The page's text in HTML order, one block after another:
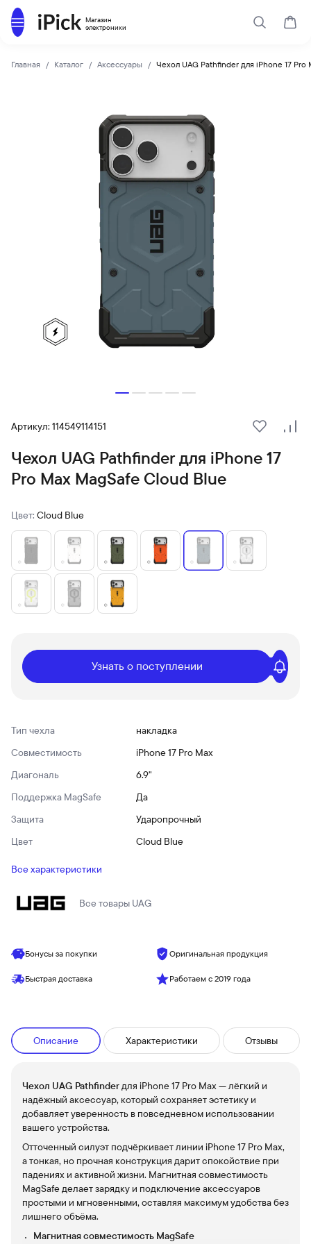
Магазин
электроники
Каталог
Поиск
Главная Каталог Аксессуары Чехол UAG Pathfinder для iPhone 17
Артикул: 114549114151
В
Чехол UAG Pathfinder для iPhone 17
Pro Max MagSafe Cloud Blue
Цвет: Cloud Blue
Узнать о поступлении
Тип чехла
накладка
Совместимость
iPhone 17 Pro Max
Диагональ
6.9"
Поддержка MagSafe
Да
Защита
Ударопрочный
Цвет
Cloud Blue
Все характеристики
Все товары UAG
Бонусы за покупки Оригинальная продукция
Быстрая доставка Работаем с 2019 года
Описание Характеристики Отзывы
Чехол UAG Pathfinderдля iPhone 17 Pro Max — лёгкий и
надёжный аксессуар, который сохраняет эстетику и
добавляет уверенность в повседневном использовании
вашего устройства.
Отточенный силуэт подчёркивает линии iPhone 17 Pro Max,
а тонкая, но прочная конструкция дарит спокойствие при
падениях и активной жизни. Магнитная совместимость
MagSafe делает зарядку и подключение аксессуаров
простыми и мгновенными, оставляя максимум удобства без
лишнего объёма.
Магнитная совместимость MagSafe